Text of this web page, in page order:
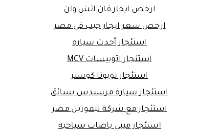
ارخص ايجار فان اتش وان
ارخص سعر ايجار جيب في مصر
استئجار أحدث سيارة
استئجار اتوبيسات MCV
استئجار تويوتا كوستر
استئجار سيارة مرسيدس بسائق
استئجار مع شركة ليموزين مصر
استئجار ميني باصات سياحية